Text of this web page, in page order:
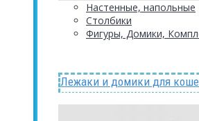
Настенные, напольные
Столбики
Фигуры, Домики,
Лежаки и домики для